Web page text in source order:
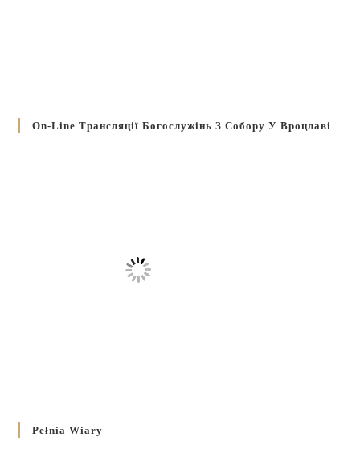
On-Line Трансляції Богослужінь З Собору У Вроцлаві
Pełnia Wiary